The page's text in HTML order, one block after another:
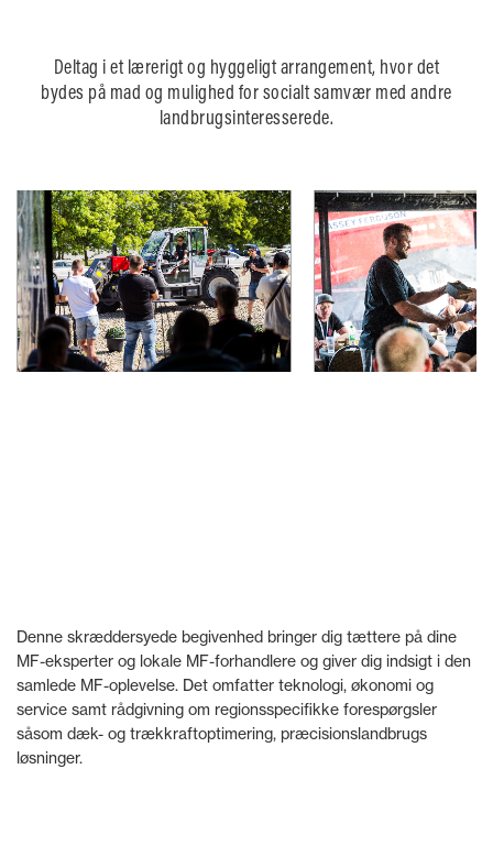
Deltag i et lærerigt og hyggeligt arrangement, hvor det
bydes på mad og mulighed for socialt samvær med andre
landbrugsinteresserede.
Denne skræddersyede begivenhed bringer dig tættere på dine
MF-eksperter og lokale MF-forhandlere og giver dig indsigt i den
samlede MF-oplevelse. Det omfatter teknologi, økonomi og
service samt rådgivning om regionsspecifikke forespørgsler
såsom dæk- og trækkraftoptimering, præcisionslandbrugs
løsninger.